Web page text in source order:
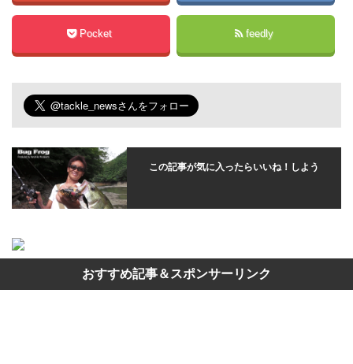
Pocket feedly
この記事が気に入ったらいいね！しよう
おすすめ記事＆スポンサーリンク